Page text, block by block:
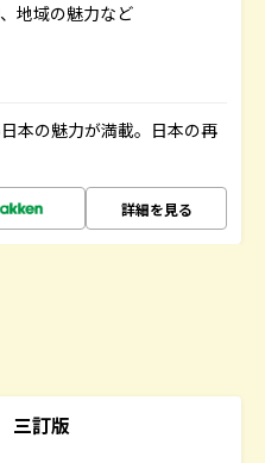
地域の魅力など
本の魅力が満載。日本の再
詳細を見る
三訂版